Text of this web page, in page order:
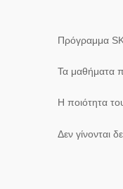
Πρόγραμμα
Τα μαθήματα
Η ποιότητα
Δεν γίνονται